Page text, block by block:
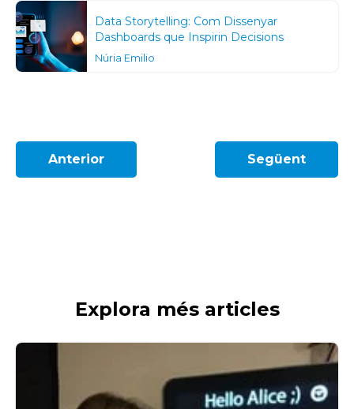
Data Storytelling: Com Dissenyar
Dashboards que Inspirin Decisions
Núria Emilio
Anterior Següent
Explora més articles